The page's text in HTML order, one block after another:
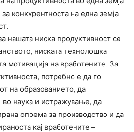
конкурентноста на една земја
нашата ниска продуктивност се
ниската технолошка
мотивација на вработените. За
потребно е да го
на образованието, да
наука и истражување, да
опрема за производство и да
кај вработените –